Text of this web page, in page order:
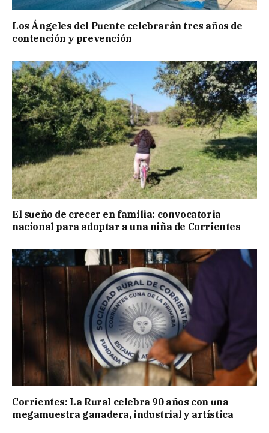
Los Ángeles del Puente celebrarán tres años de
contención y prevención
El sueño de crecer en familia: convocatoria
nacional para adoptar a una niña de Corrientes
Corrientes: La Rural celebra 90 años con una
megamuestra ganadera, industrial y artística